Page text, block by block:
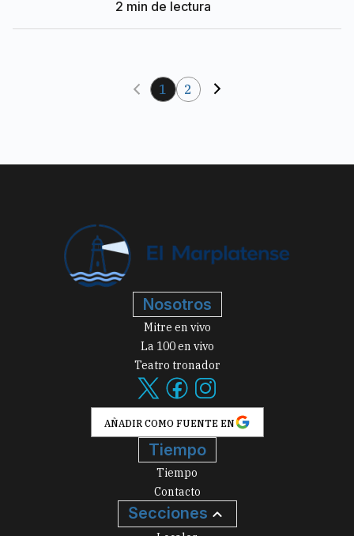
2 min de lectura
1 2
Nosotros
Mitre en vivo
La 100 en vivo
Teatro tronador
AÑADIR COMO FUENTE EN
Tiempo
Tiempo
Contacto
Secciones